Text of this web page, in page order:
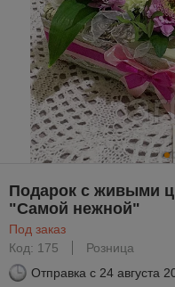
Подарок с живыми
"Самой нежной"
Под заказ
Код: 175
Розница
Отправка с 24 августа